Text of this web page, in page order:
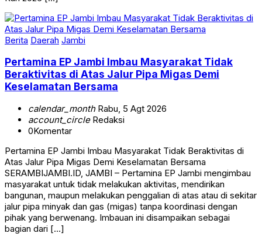
Berita Daerah Jambi
Beraktivitas di Atas Jalur Pipa Migas Demi
Keselamatan Bersama
account_circleRedaksi
0Komentar
Atas Jalur Pipa Migas Demi Keselamatan Bersama
SERAMBIJAMBI.ID, JAMBI – Pertamina EP Jambi mengimbau
masyarakat untuk tidak melakukan aktivitas, mendirikan
bangunan, maupun melakukan penggalian di atas atau di sekitar
jalur pipa minyak dan gas (migas) tanpa koordinasi dengan
pihak yang berwenang. Imbauan ini disampaikan sebagai
bagian dari […]